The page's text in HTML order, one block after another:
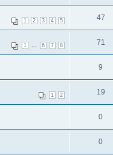
1 2 3 4 5 47
1 6 7 8 71
9
1 2 19
0
0